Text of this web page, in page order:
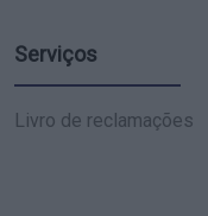
Serviços
Livro de reclamações